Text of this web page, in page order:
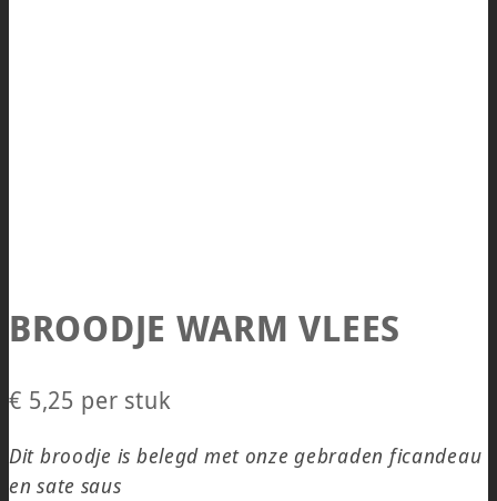
BROODJE WARM VLEES
€ 5,25 per stuk
Dit broodje is belegd met onze gebraden ficandeau
en sate saus